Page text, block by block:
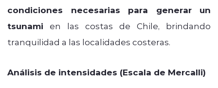
condiciones necesarias para generar un
tsunami en las costas de Chile, brindando
tranquilidad a las localidades costeras.
Análisis de intensidades (Escala de Mercalli)